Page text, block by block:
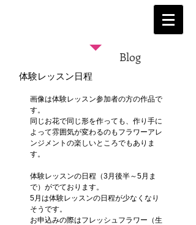
Blog
体験レッスン日程
画像は体験レッスン参加者の方の作品で
す。
同じお花で同じ形を作っても、作り手に
よって雰囲気が変わるのもフラワーアレ
ンジメントの楽しいところでもありま
す。
体験レッスンの日程（3月後半～5月ま
で）がでております。
5月は体験レッスンの日程が少なくなり
そうです。
お申込みの際はフレッシュフラワー（生